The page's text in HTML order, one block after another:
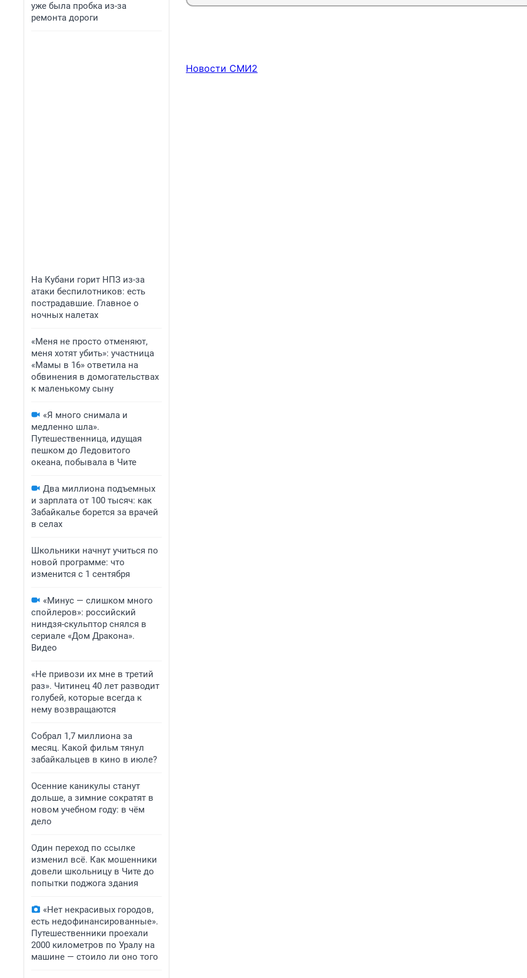
уже была пробка из-за
ремонта дороги
На Кубани горит НПЗ из-за
атаки беспилотников: есть
пострадавшие. Главное о
ночных налетах
«Меня не просто отменяют,
меня хотят убить»: участница
«Мамы в 16» ответила на
обвинения в домогательствах
к маленькому сыну
«Я много снимала и
медленно шла».
Путешественница, идущая
пешком до Ледовитого
океана, побывала в Чите
Два миллиона подъемных
и зарплата от 100 тысяч: как
Забайкалье борется за врачей
в селах
Школьники начнут учиться по
новой программе: что
изменится с 1 сентября
«Минус — слишком много
спойлеров»: российский
ниндзя-скульптор снялся в
сериале «Дом Дракона».
Видео
«Не привози их мне в третий
раз». Читинец 40 лет разводит
голубей, которые всегда к
нему возвращаются
Собрал 1,7 миллиона за
месяц. Какой фильм тянул
забайкальцев в кино в июле?
Осенние каникулы станут
дольше, а зимние сократят в
новом учебном году: в чём
дело
Один переход по ссылке
изменил всё. Как мошенники
довели школьницу в Чите до
попытки поджога здания
«Нет некрасивых городов,
есть недофинансированные».
Путешественники проехали
2000 километров по Уралу на
машине — стоило ли оно того
Новости СМИ2